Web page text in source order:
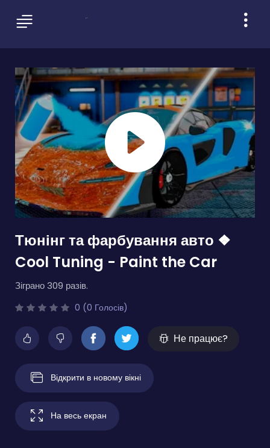
Тюнінг та фарбування авто ❖
Cool Tuning - Paint the Car
Зіграно 309 разів.
0 (0 Голосів)
Не працює?
Відкрити в новому вікні
На весь екран